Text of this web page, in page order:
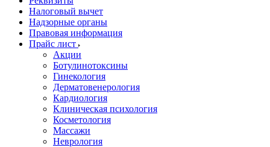
Налоговый вычет
Надзорные органы
Правовая информация
Прайс лист
Акции
Ботулинотоксины
Гинекология
Дерматовенерология
Кардиология
Клиническая психология
Косметология
Массажи
Неврология